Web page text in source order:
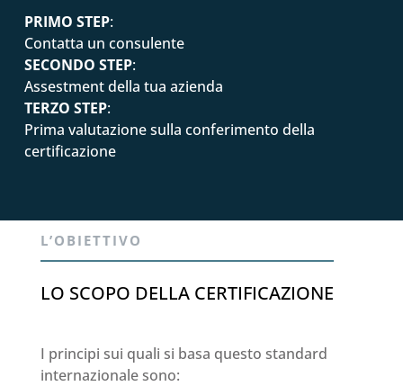
PRIMO STEP:
Contatta un consulente
SECONDO STEP:
Assestment della tua azienda
TERZO STEP:
Prima valutazione sulla conferimento della
certificazione
L’OBIETTIVO
LO SCOPO DELLA CERTIFICAZIONE
I principi sui quali si basa questo standard
internazionale sono: